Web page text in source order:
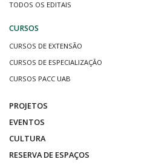
TODOS OS EDITAIS
CURSOS
CURSOS DE EXTENSÃO
CURSOS DE ESPECIALIZAÇÃO
CURSOS PACC UAB
PROJETOS
EVENTOS
CULTURA
RESERVA DE ESPAÇOS